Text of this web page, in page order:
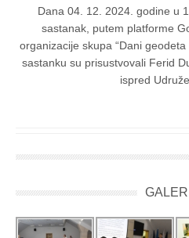
Dana 04. 12. 2024. godine u
sastanak, putem platforme
organizacije skupa “Dani
sastanku su prisustvovali Ferid
ispred